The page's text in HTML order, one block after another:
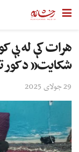
هرات کې له بې
شکایت« د کور
29 جولای 2025